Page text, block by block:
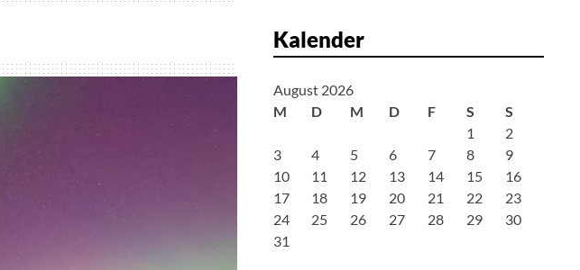
Kalender
August 2026
M
D M D F S
S
1
2
3
4 5 6 7 8
9
10
11 12 13 14 15
16
17
18 19 20 21 22
23
24
25 26 27 28 29
30
31